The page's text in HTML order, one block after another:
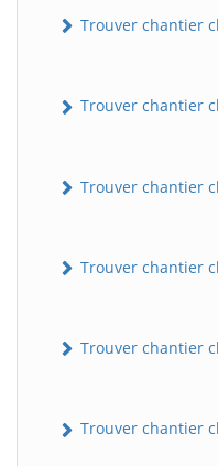
Trouver chantier
Trouver chantier
Trouver chantier
Trouver chantier
Trouver chantier
Trouver chantier